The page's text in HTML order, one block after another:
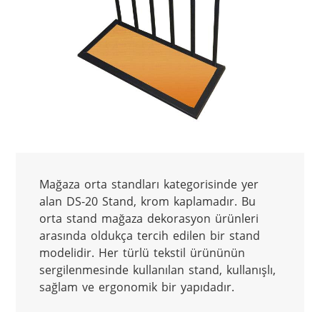
Mağaza orta standları kategorisinde yer
alan DS-20 Stand, krom kaplamadır. Bu
orta stand mağaza dekorasyon ürünleri
arasında oldukça tercih edilen bir stand
modelidir. Her türlü tekstil ürününün
sergilenmesinde kullanılan stand, kullanışlı,
sağlam ve ergonomik bir yapıdadır.